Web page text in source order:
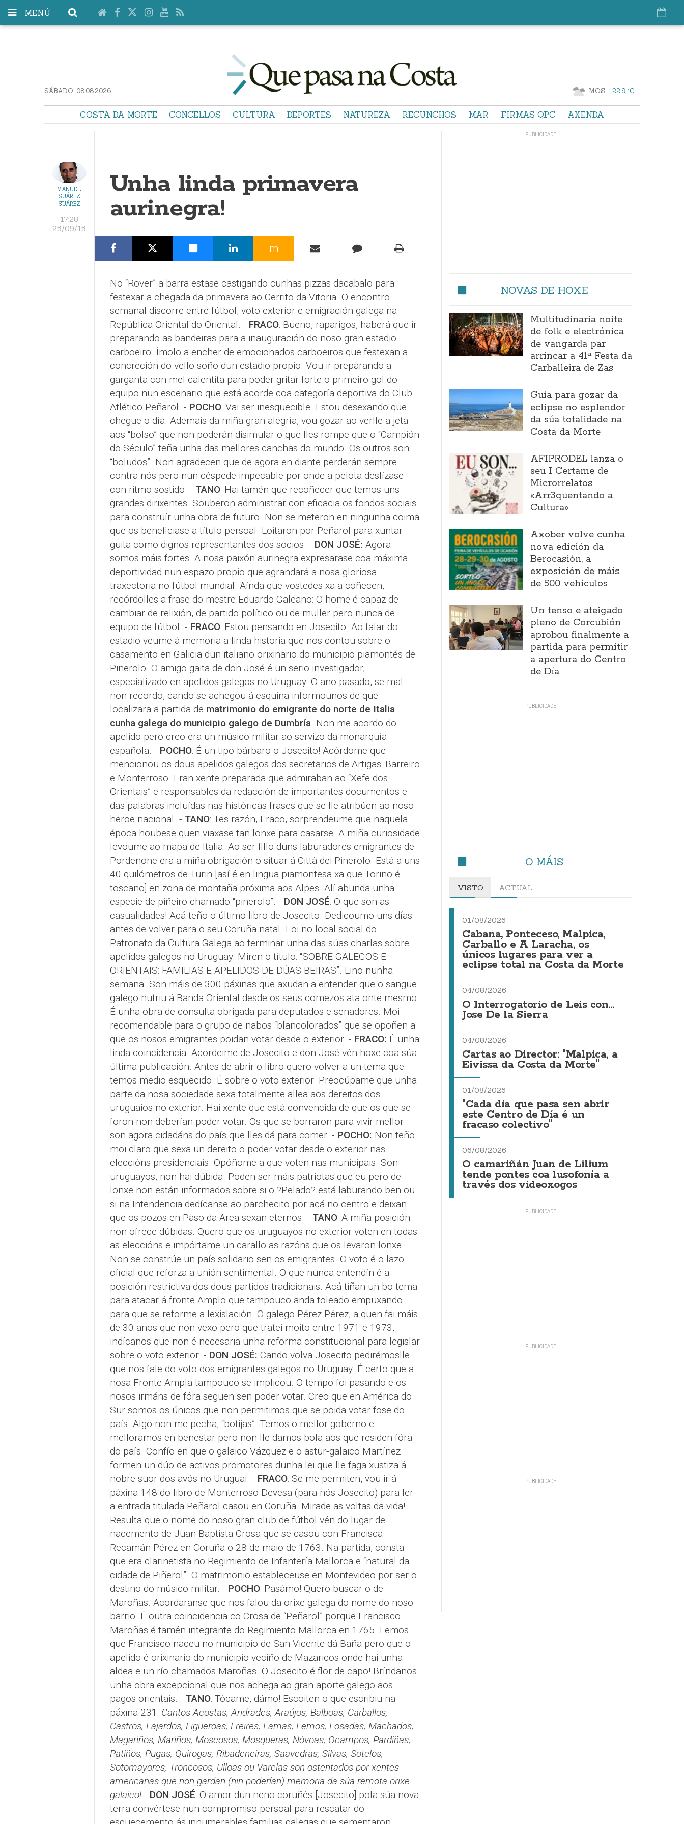
MENÚ
SÁBADO. 08.08.2026 MOS 22.9 °C
COSTA DA MORTE CONCELLOS CULTURA DEPORTES NATUREZA RECUNCHOS MAR FIRMAS QPC AXENDA
MANUEL
SUÁREZ
SUÁREZ
17:28
25/09/15
Unha linda primavera
aurinegra!
m
No “Rover” a barra estase castigando cunhas pizzas dacabalo para
festexar a chegada da primavera ao Cerrito da Vitoria. O encontro
semanal discorre entre fútbol, voto exterior e emigración galega na
República Oriental do Oriental. - FRACO: Bueno, raparigos, haberá que ir
preparando as bandeiras para a inauguración do noso gran estadio
carboeiro. Ímolo a encher de emocionados carboeiros que festexan a
concreción do vello soño dun estadio propio. Vou ir preparando a
garganta con mel calentita para poder gritar forte o primeiro gol do
equipo nun escenario que está acorde coa categoría deportiva do Club
Atlético Peñarol. - POCHO: Vai ser inesquecible. Estou desexando que
chegue o día. Ademais da miña gran alegría, vou gozar ao verlle a jeta
aos “bolso” que non poderán disimular o que lles rompe que o “Campión
do Século” teña unha das mellores canchas do mundo. Os outros son
“boludos”. Non agradecen que de agora en diante perderán sempre
contra nós pero nun céspede impecable por onde a pelota deslízase
con ritmo sostido. - TANO: Hai tamén que recoñecer que temos uns
grandes dirixentes. Souberon administrar con eficacia os fondos sociais
para construír unha obra de futuro. Non se meteron en ningunha coima
que os beneficiase a título persoal. Loitaron por Peñarol para xuntar
guita como dignos representantes dos socios. - DON JOSÉ: Agora
somos máis fortes. A nosa paixón aurinegra expresarase coa máxima
deportividad nun espazo propio que agrandará a nosa gloriosa
traxectoria no fútbol mundial. Aínda que vostedes xa a coñecen,
recórdolles a frase do mestre Eduardo Galeano: O home é capaz de
cambiar de relixión, de partido político ou de muller pero nunca de
equipo de fútbol. - FRACO: Estou pensando en Josecito. Ao falar do
estadio veume á memoria a linda historia que nos contou sobre o
casamento en Galicia dun italiano orixinario do municipio piamontés de
Pinerolo. O amigo gaita de don José é un serio investigador,
especializado en apelidos galegos no Uruguay. O ano pasado, se mal
non recordo, cando se achegou á esquina informounos de que
localizara a partida de matrimonio do emigrante do norte de Italia
cunha galega do municipio galego de Dumbría. Non me acordo do
apelido pero creo era un músico militar ao servizo da monarquía
española. - POCHO: É un tipo bárbaro o Josecito! Acórdome que
mencionou os dous apelidos galegos dos secretarios de Artigas: Barreiro
e Monterroso. Eran xente preparada que admiraban ao “Xefe dos
Orientais” e responsables da redacción de importantes documentos e
das palabras incluídas nas históricas frases que se lle atribúen ao noso
heroe nacional. - TANO: Tes razón, Fraco, sorprendeume que naquela
época houbese quen viaxase tan lonxe para casarse. A miña curiosidade
levoume ao mapa de Italia. Ao ser fillo duns laburadores emigrantes de
Pordenone era a miña obrigación o situar á Città dei Pinerolo. Está a uns
40 quilómetros de Turin [así é en lingua piamontesa xa que Torino é
toscano] en zona de montaña próxima aos Alpes. Alí abunda unha
especie de piñeiro chamado “pinerolo”. - DON JOSÉ: O que son as
casualidades! Acá teño o último libro de Josecito. Dedicoumo uns días
antes de volver para o seu Coruña natal. Foi no local social do
Patronato da Cultura Galega ao terminar unha das súas charlas sobre
apelidos galegos no Uruguay. Miren o título: “SOBRE GALEGOS E
ORIENTAIS: FAMILIAS E APELIDOS DE DÚAS BEIRAS”. Lino nunha
semana. Son máis de 300 páxinas que axudan a entender que o sangue
galego nutriu á Banda Oriental desde os seus comezos ata onte mesmo.
É unha obra de consulta obrigada para deputados e senadores. Moi
recomendable para o grupo de nabos “blancolorados” que se opoñen a
que os nosos emigrantes poidan votar desde o exterior. - FRACO: É unha
linda coincidencia. Acordeime de Josecito e don José vén hoxe coa súa
última publicación. Antes de abrir o libro quero volver a un tema que
temos medio esquecido. É sobre o voto exterior. Preocúpame que unha
parte da nosa sociedade sexa totalmente allea aos dereitos dos
uruguaios no exterior. Hai xente que está convencida de que os que se
foron non deberían poder votar. Os que se borraron para vivir mellor
son agora cidadáns do país que lles dá para comer. - POCHO: Non teño
moi claro que sexa un dereito o poder votar desde o exterior nas
eleccións presidenciais. Opóñome a que voten nas municipais. Son
uruguayos, non hai dúbida. Poden ser máis patriotas que eu pero de
lonxe non están informados sobre si o ?Pelado? está laburando ben ou
si na Intendencia dedícanse ao parchecito por acá no centro e deixan
que os pozos en Paso da Area sexan eternos. - TANO: A miña posición
non ofrece dúbidas. Quero que os uruguayos no exterior voten en todas
as eleccións e impórtame un carallo as razóns que os levaron lonxe.
Non se constrúe un país solidario sen os emigrantes. O voto é o lazo
oficial que reforza a unión sentimental. O que nunca entendín é a
posición restrictiva dos dous partidos tradicionais. Acá tiñan un bo tema
para atacar á fronte Amplo que tampouco anda toleado empuxando
para que se reforme a lexislación. O galego Pérez Pérez, a quen fai máis
de 30 anos que non vexo pero que tratei moito entre 1971 e 1973,
indícanos que non é necesaria unha reforma constitucional para legislar
sobre o voto exterior. - DON JOSÉ: Cando volva Josecito pedirémoslle
que nos fale do voto dos emigrantes galegos no Uruguay. É certo que a
nosa Fronte Ampla tampouco se implicou. O tempo foi pasando e os
nosos irmáns de fóra seguen sen poder votar. Creo que en América do
Sur somos os únicos que non permitimos que se poida votar fose do
país. Algo non me pecha, “botijas”. Temos o mellor goberno e
melloramos en benestar pero non lle damos bola aos que residen fóra
do país. Confío en que o galaico Vázquez e o astur-galaico Martínez
formen un dúo de activos promotores dunha lei que lle faga xustiza á
nobre suor dos avós no Uruguai. - FRACO: Se me permiten, vou ir á
páxina 148 do libro de Monterroso Devesa (para nós Josecito) para ler
a entrada titulada Peñarol casou en Coruña. Mirade as voltas da vida!
Resulta que o nome do noso gran club de fútbol vén do lugar de
nacemento de Juan Baptista Crosa que se casou con Francisca
Recamán Pérez en Coruña o 28 de maio de 1763. Na partida, consta
que era clarinetista no Regimiento de Infantería Mallorca e “natural da
cidade de Piñerol”. O matrimonio estableceuse en Montevideo por ser o
destino do músico militar. - POCHO: Pasámo! Quero buscar o de
Maroñas. Acordaranse que nos falou da orixe galega do nome do noso
barrio. É outra coincidencia co Crosa de “Peñarol” porque Francisco
Maroñas é tamén integrante do Regimiento Mallorca en 1765. Lemos
que Francisco naceu no municipio de San Vicente dá Baña pero que o
apelido é orixinario do municipio veciño de Mazaricos onde hai unha
aldea e un río chamados Maroñas. O Josecito é flor de capo! Bríndanos
unha obra excepcional que nos achega ao gran aporte galego aos
pagos orientais. - TANO: Tócame, dámo! Escoiten o que escribiu na
páxina 231: Cantos Acostas, Andrades, Araújos, Balboas, Carballos,
Castros, Fajardos, Figueroas, Freires, Lamas, Lemos, Losadas, Machados,
Magariños, Mariños, Moscosos, Mosqueras, Nóvoas, Ocampos, Pardiñas,
Patiños, Pugas, Quirogas, Ribadeneiras, Saavedras, Silvas, Sotelos,
Sotomayores, Troncosos, Ulloas ou Varelas son ostentados por xentes
americanas que non gardan (nin poderían) memoria da súa remota orixe
galaico! - DON JOSÉ: O amor dun neno coruñés [Josecito] pola súa nova
terra convértese nun compromiso persoal para rescatar do
NOVAS DE HOXE
Multitudinaria noite
de folk e electrónica
de vangarda par
arrincar a 41ª Festa da
Carballeira de Zas
Guía para gozar da
eclipse no esplendor
da súa totalidade na
Costa da Morte
AFIPRODEL lanza o
seu I Certame de
Microrrelatos
«Arr3quentando a
Cultura»
Axober volve cunha
nova edición da
Berocasión, a
exposición de máis
de 500 vehículos
Un tenso e ateigado
pleno de Corcubión
aprobou finalmente a
partida para permitir
a apertura do Centro
de Día
O MÁIS
VISTO ACTUAL
01/08/2026
Cabana, Ponteceso, Malpica,
Carballo e A Laracha, os
únicos lugares para ver a
eclipse total na Costa da Morte
04/08/2026
O Interrogatorio de Leis con...
Jose De la Sierra
04/08/2026
Cartas ao Director: "Malpica, a
Eivissa da Costa da Morte"
01/08/2026
"Cada día que pasa sen abrir
este Centro de Día é un
fracaso colectivo"
06/08/2026
O camariñán Juan de Lilium
tende pontes coa lusofonía a
través dos videoxogos